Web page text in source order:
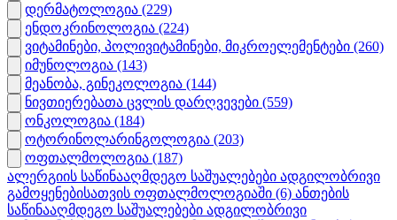
დერმატოლოგია (229)
ენდოკრინოლოგია (224)
ვიტამინები, პოლივიტამინები, მიკროელემენტები (260)
იმუნოლოგია (143)
მეანობა, გინეკოლოგია (144)
ნივთიერებათა ცვლის დარღვევები (559)
ონკოლოგია (184)
ოტორინოლარინგოლოგია (203)
ოფთალმოლოგია (187)
ალერგიის საწინააღმდეგო საშუალებები ადგილობრივი
გამოყენებისათვის ოფთალმოლოგიაში (6) ანთების
საწინააღმდეგო საშუალებები ადგილობრივი